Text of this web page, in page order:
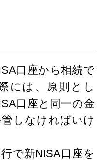
口座から相続で
には、原則とし
口座と同一の金
しなければいけ
で新NISA口座を